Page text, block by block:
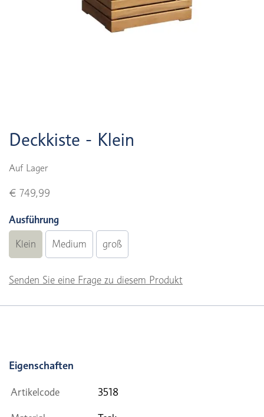
Deckkiste - Klein
Auf Lager
€ 749,99
Ausführung
Klein Medium groß
Senden Sie eine Frage zu diesem Produkt
Eigenschaften
Artikelcode 3518